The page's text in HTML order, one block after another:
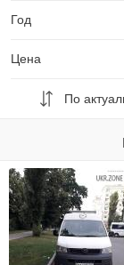
Год
Цена
По